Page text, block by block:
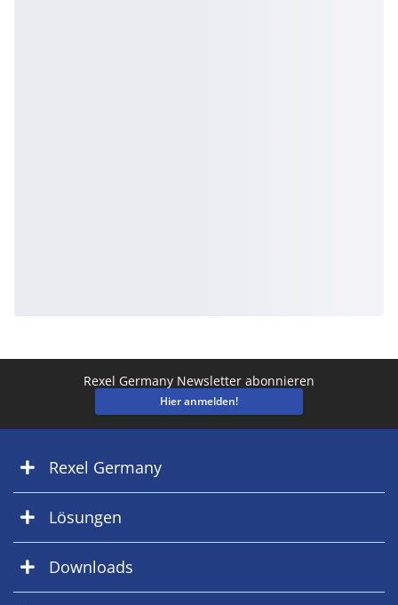
Rexel Germany Newsletter abonnieren
Hier anmelden!
Rexel Germany
Lösungen
Downloads